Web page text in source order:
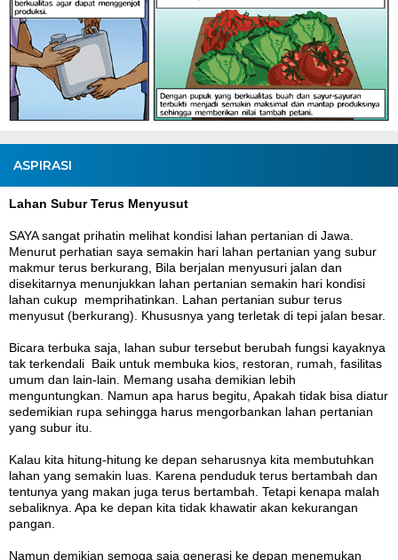
ASPIRASI
Lahan Subur Terus Menyusut
SAYA sangat prihatin melihat kondisi lahan pertanian di Jawa.
Menurut perhatian saya semakin hari lahan pertanian yang subur
makmur terus berkurang, Bila berjalan menyusuri jalan dan
disekitarnya menunjukkan lahan pertanian semakin hari kondisi
lahan cukup memprihatinkan. Lahan pertanian subur terus
menyusut (berkurang). Khususnya yang terletak di tepi jalan besar.
Bicara terbuka saja, lahan subur tersebut berubah fungsi kayaknya
tak terkendali Baik untuk membuka kios, restoran, rumah, fasilitas
umum dan lain-lain. Memang usaha demikian lebih
menguntungkan. Namun apa harus begitu, Apakah tidak bisa diatur
sedemikian rupa sehingga harus mengorbankan lahan pertanian
yang subur itu.
Kalau kita hitung-hitung ke depan seharusnya kita membutuhkan
lahan yang semakin luas. Karena penduduk terus bertambah dan
tentunya yang makan juga terus bertambah. Tetapi kenapa malah
sebaliknya. Apa ke depan kita tidak khawatir akan kekurangan
pangan.
Namun demikian semoga saja generasi ke depan menemukan